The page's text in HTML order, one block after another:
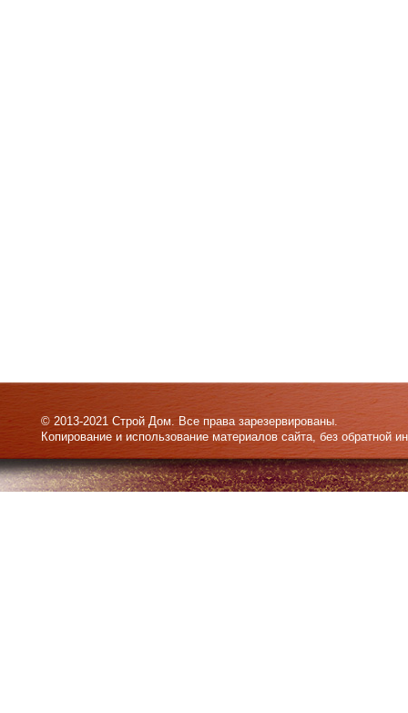
© 2013-2021 Строй Дом. Все права зарезервированы.
Копирование и использование материалов сайта, без обратной